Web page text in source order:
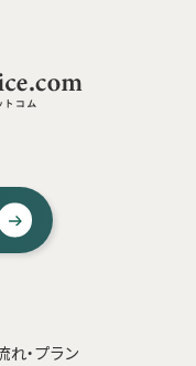
れ・プラン